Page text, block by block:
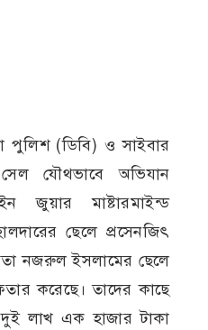
পুলিশ (ডিবি) ও সাইবার
যৌথভাবে অভিযান
জুয়ার মাষ্টারমাইন্ড
ছেলে প্রসেনজিৎ
নজরুল ইসলামের ছেলে
করেছে। তাদের কাছে
লাখ এক হাজার টাকা